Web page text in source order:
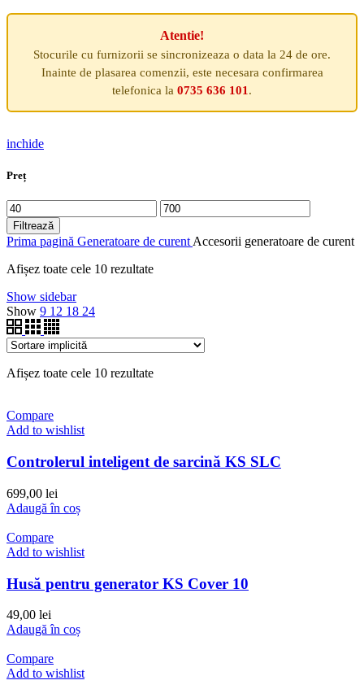
Atentie!
Stocurile cu furnizorii se sincronizeaza o data la 24 de ore.
Inainte de plasarea comenzii, este necesara confirmarea
telefonica la 0735 636 101 .
inchide
Preț
Preț
minim
Preț
maxim
Filtrează
Prima pagină Generatoare de curent Accesorii generatoare de curent
Afișez toate cele 10 rezultate
Show sidebar
Show 9 12 18 24
Afișez toate cele 10 rezultate
Compare
Add to wishlist
Controlerul inteligent de sarcină KS SLC
699,00 lei
Adaugă în coș
Compare
Add to wishlist
Husă pentru generator KS Cover 10
49,00 lei
Adaugă în coș
Compare
Add to wishlist